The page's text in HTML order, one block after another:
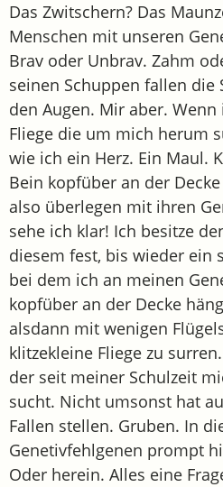
Das Zwitschern? Das
Menschen mit unseren
Brav oder Unbrav. Zahm
seinen Schuppen fallen die
den Augen. Mir aber.
Fliege die um mich herum
wie ich ein Herz. Ein Maul.
Bein kopfüber an der
also überlegen mit ihren
sehe ich klar! Ich besitze
diesem fest, bis wieder ein
bei dem ich an meinen
kopfüber an der Decke
alsdann mit wenigen
klitzekleine Fliege zu
der seit meiner Schulzeit
sucht. Nicht umsonst hat
Fallen stellen. Gruben. In
Genetivfehlgenen prompt
Oder herein. Alles eine